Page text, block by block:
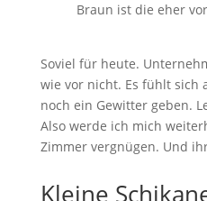
Braun ist die eher
Soviel für heute.
wie vor nicht. Es fühlt sich
noch ein Gewitter geben.
Also werde ich mich
Zimmer vergnügen. Und
Kleine